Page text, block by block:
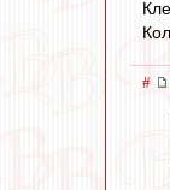
#